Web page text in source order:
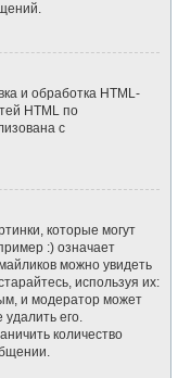
и обработка HTML-
HTML по
с
которые могут
:) означает
можно увидеть
используя их:
и модератор может
его.
количество